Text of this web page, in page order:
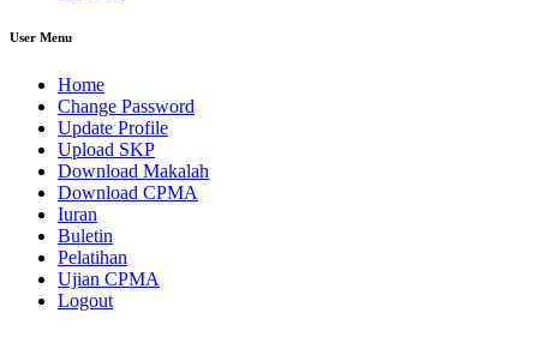
User Menu
Home
Change Password
Update Profile
Upload SKP
Download Makalah
Download CPMA
Iuran
Buletin
Pelatihan
Ujian CPMA
Logout